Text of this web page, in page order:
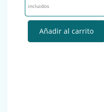
incluidos
Añadir al carrito